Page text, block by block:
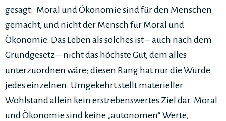
gesagt: Moral und Ökonomie sind für den Menschen
gemacht, und nicht der Mensch für Moral und
Ökonomie. Das Leben als solches ist – auch nach dem
Grundgesetz – nicht das höchste Gut, dem alles
unterzuordnen wäre; diesen Rang hat nur die Würde
jedes einzelnen. Umgekehrt stellt materieller
Wohlstand allein kein erstrebenswertes Ziel dar. Moral
und Ökonomie sind keine „autonomen“ Werte,